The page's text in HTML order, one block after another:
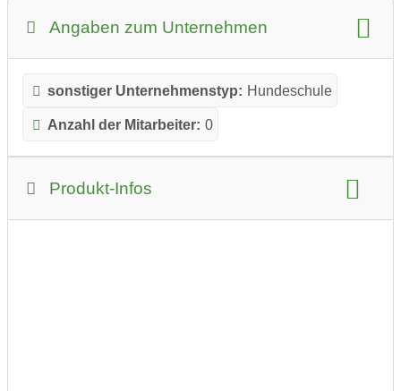
Angaben zum Unternehmen
sonstiger Unternehmenstyp: Hundeschule
Anzahl der Mitarbeiter: 0
Produkt-Infos